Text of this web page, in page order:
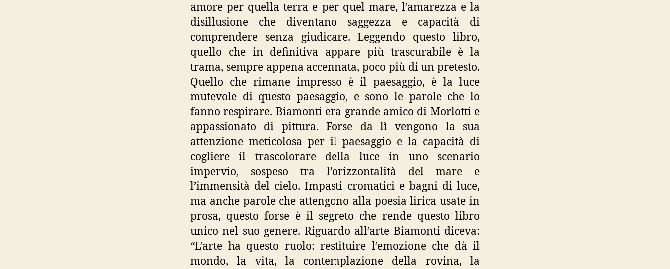
amore per quella terra e per quel mare, l’amarezza e la
disillusione che diventano saggezza e capacità di
comprendere senza giudicare. Leggendo questo libro,
quello che in definitiva appare più trascurabile è la
trama, sempre appena accennata, poco più di un pretesto.
Quello che rimane impresso è il paesaggio, è la luce
mutevole di questo paesaggio, e sono le parole che lo
fanno respirare. Biamonti era grande amico di Morlotti e
appassionato di pittura. Forse da lì vengono la sua
attenzione meticolosa per il paesaggio e la capacità di
cogliere il trascolorare della luce in uno scenario
impervio, sospeso tra l’orizzontalità del mare e
l’immensità del cielo. Impasti cromatici e bagni di luce,
ma anche parole che attengono alla poesia lirica usate in
prosa, questo forse è il segreto che rende questo libro
unico nel suo genere. Riguardo all’arte Biamonti diceva:
“L’arte ha questo ruolo: restituire l’emozione che dà il
mondo, la vita, la contemplazione della rovina, la